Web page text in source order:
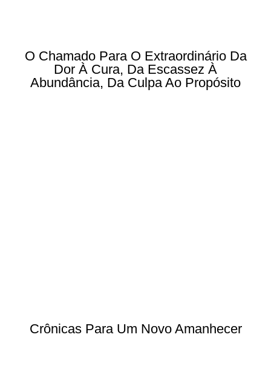
O Chamado Para O Extraordinário Da
Dor À Cura, Da Escassez À
Abundância, Da Culpa Ao Propósito
Crônicas Para Um Novo Amanhecer